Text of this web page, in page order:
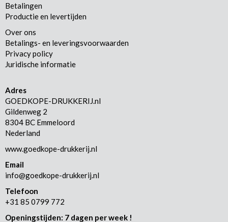
Betalingen
Productie en levertijden
Over ons
Betalings- en leveringsvoorwaarden
Privacy policy
Juridische informatie
Adres
GOEDKOPE-DRUKKERIJ.nl
Gildenweg 2
8304 BC Emmeloord
Nederland
www.goedkope-drukkerij.nl
Email
info@goedkope-drukkerij.nl
Telefoon
+31 85 0799 772
Openingstijden: 7 dagen per week !